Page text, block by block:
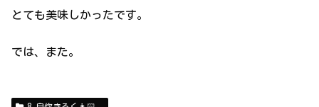
とても美味しかったです。
では、また。